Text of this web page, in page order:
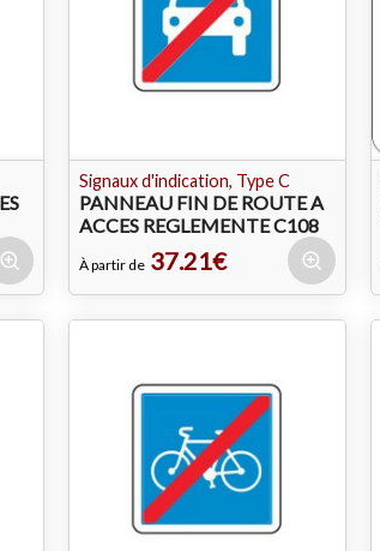
Signaux d'indication, Type C
PANNEAU FIN DE ROUTE A
ACCES REGLEMENTE C108
À partir de37.21€